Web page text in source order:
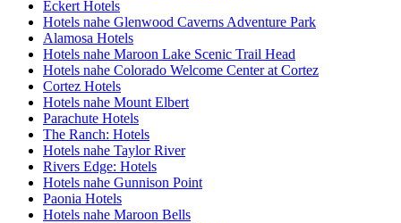
Eckert Hotels
Hotels nahe Glenwood Caverns Adventure Park
Alamosa Hotels
Hotels nahe Maroon Lake Scenic Trail Head
Hotels nahe Colorado Welcome Center at Cortez
Cortez Hotels
Hotels nahe Mount Elbert
Parachute Hotels
The Ranch: Hotels
Hotels nahe Taylor River
Rivers Edge: Hotels
Hotels nahe Gunnison Point
Paonia Hotels
Hotels nahe Maroon Bells